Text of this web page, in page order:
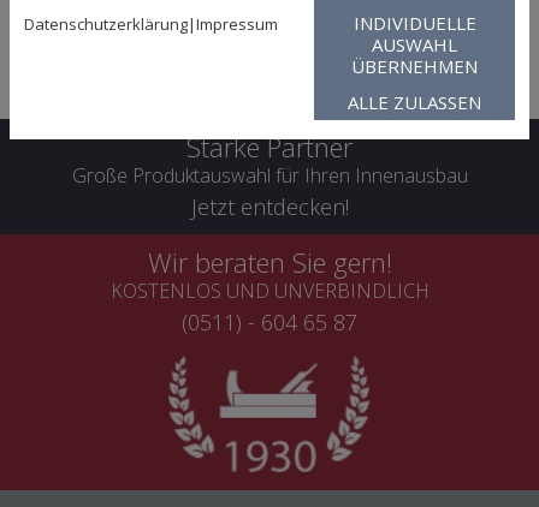
Wenn auch Sie sich für die Verlegung unserer Fußböden
interessieren, rufen Sie uns einfach an. Gerne erstellen wir Ihnen
ein erstes Angebot, ganz nach Ihren Wünschen und
Starke Partner
Große Produktauswahl für Ihren Innenausbau
Jetzt entdecken!
Wir beraten Sie gern!
KOSTENLOS UND UNVERBINDLICH
(0511) - 604 65 87
Datenschutzerklärung|Impressum
INDIVIDUELLE
AUSWAHL
ÜBERNEHMEN
ALLE ZULASSEN